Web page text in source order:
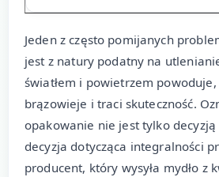
Jeden z często pomijanych
jest z natury podatny na
światłem i powietrzem powoduje,
brązowieje i traci skuteczność.
opakowanie nie jest tylko
decyzja dotycząca integralności
producent, który wysyła mydło z